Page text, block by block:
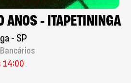
ANOS - ITAPETININGA
- SP
14:00